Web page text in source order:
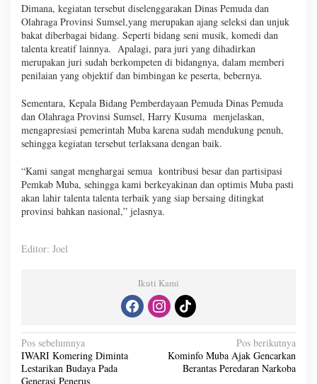
Dimana, kegiatan tersebut diselenggarakan Dinas Pemuda dan
Olahraga Provinsi Sumsel,yang merupakan ajang seleksi dan unjuk
bakat diberbagai bidang. Seperti bidang seni musik, komedi dan
talenta kreatif lainnya. Apalagi, para juri yang dihadirkan
merupakan juri sudah berkompeten di bidangnya, dalam memberi
penilaian yang objektif dan bimbingan ke peserta, bebernya.
Sementara, Kepala Bidang Pemberdayaan Pemuda Dinas Pemuda
dan Olahraga Provinsi Sumsel, Harry Kusuma menjelaskan,
mengapresiasi pemerintah Muba karena sudah mendukung penuh,
sehingga kegiatan tersebut terlaksana dengan baik.
“Kami sangat menghargai semua kontribusi besar dan partisipasi
Pemkab Muba, sehingga kami berkeyakinan dan optimis Muba pasti
akan lahir talenta talenta terbaik yang siap bersaing ditingkat
provinsi bahkan nasional,” jelasnya.
Editor: Joel
Ikuti Kami
N
a
Pos sebelumnya
IWARI Komering Diminta
Lestarikan Budaya Pada
Generasi Penerus
Pos berikutnya
Kominfo Muba Ajak Gencarkan
Berantas Peredaran Narkoba